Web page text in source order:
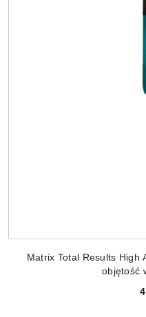
Matrix Total Results High
objętość